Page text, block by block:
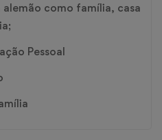
como família, casa
Pessoal